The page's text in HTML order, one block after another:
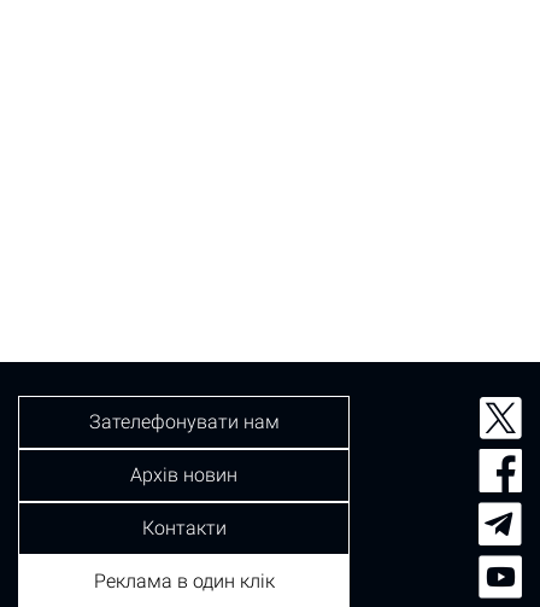
Зателефонувати нам
Архів новин
Контакти
Реклама в один клік